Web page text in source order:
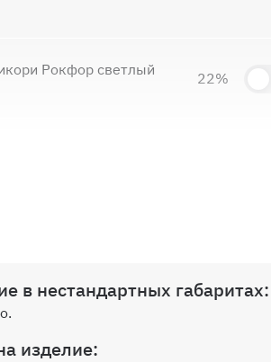
Рокфор светлый
22%
выдвижения), без
в нестандартных габаритах:
изделие: